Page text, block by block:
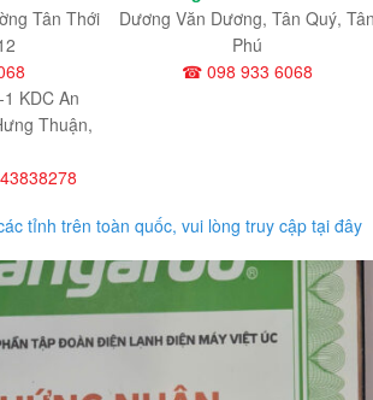
Tân Thới
KDC An
Thuận,
Dương Văn Dương, Tân Quý,
Phú
☎ 098 933 6068
tỉnh trên toàn quốc, vui lòng truy cập tại đây